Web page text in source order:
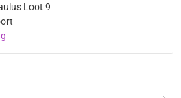
Loot 9